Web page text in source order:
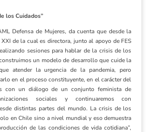
los Cuidados”
Defensa de Mujeres, da cuenta que desde la
de la cual es directora, junto al apoyo de FES
sesiones para hablar de la crisis de los
un modelo de desarrollo que cuide la
atender la urgencia de la pandemia, pero
en el proceso constituyente, en el carácter del
con un diálogo de un conjunto feminista de
sociales y continuaremos con
distintas partes del mundo. La crisis de los
en Chile sino a nivel mundial y eso demuestra
de las condiciones de vida cotidiana”,